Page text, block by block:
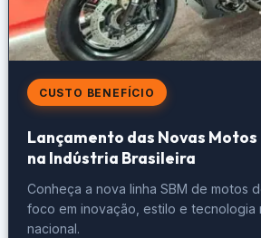
CUSTO BENEFÍCIO
Lançamento das Novas Motos
na Indústria Brasileira
Conheça a nova linha SBM de motos
foco em inovação, estilo e tecnologia
nacional.